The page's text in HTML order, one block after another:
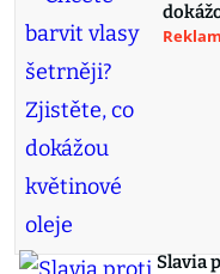
Slavia